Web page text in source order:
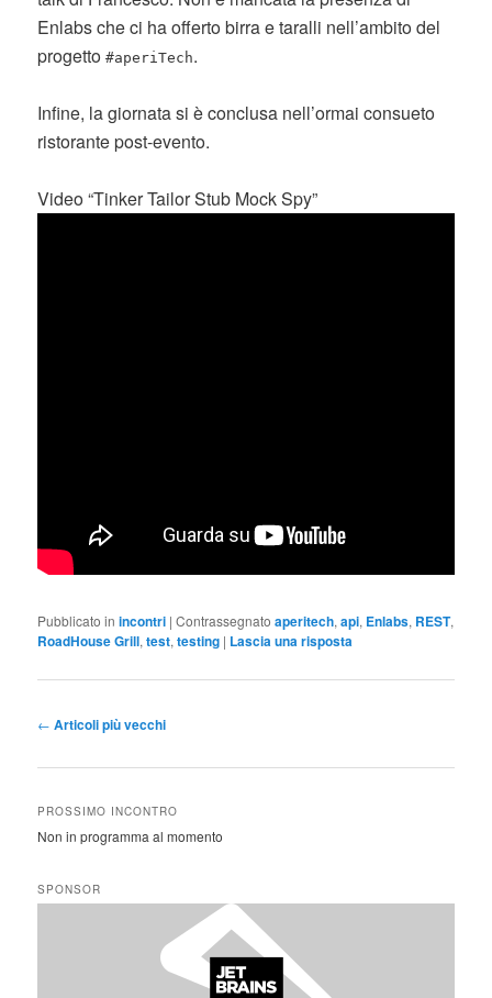
Enlabs che ci ha offerto birra e taralli nell’ambito del
progetto#aperiTech.
Infine, la giornata si è conclusa nell’ormai consueto
ristorante post-evento.
Video “Tinker Tailor Stub Mock Spy”
Pubblicato in incontri |Contrassegnato aperitech,api, Enlabs, REST,
RoadHouse Grill,test,testing | Lascia una risposta
Navigazione articolo
← Articoli più vecchi
PROSSIMO INCONTRO
Non in programma al momento
SPONSOR